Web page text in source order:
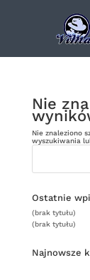
Nie
Nie znaleziono
wyszukiwania
Ostatnie
(brak tytułu)
(brak tytułu)
Najnowsze